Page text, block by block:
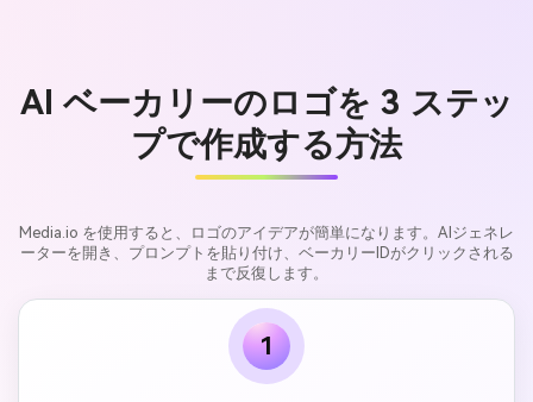
AI ベーカリーのロゴを 3 ステッ
プで作成する方法
Media.io を使用すると、ロゴのアイデアが簡単になります。AIジェネレ
ーターを開き、プロンプトを貼り付け、ベーカリーIDがクリックされる
まで反復します。
1